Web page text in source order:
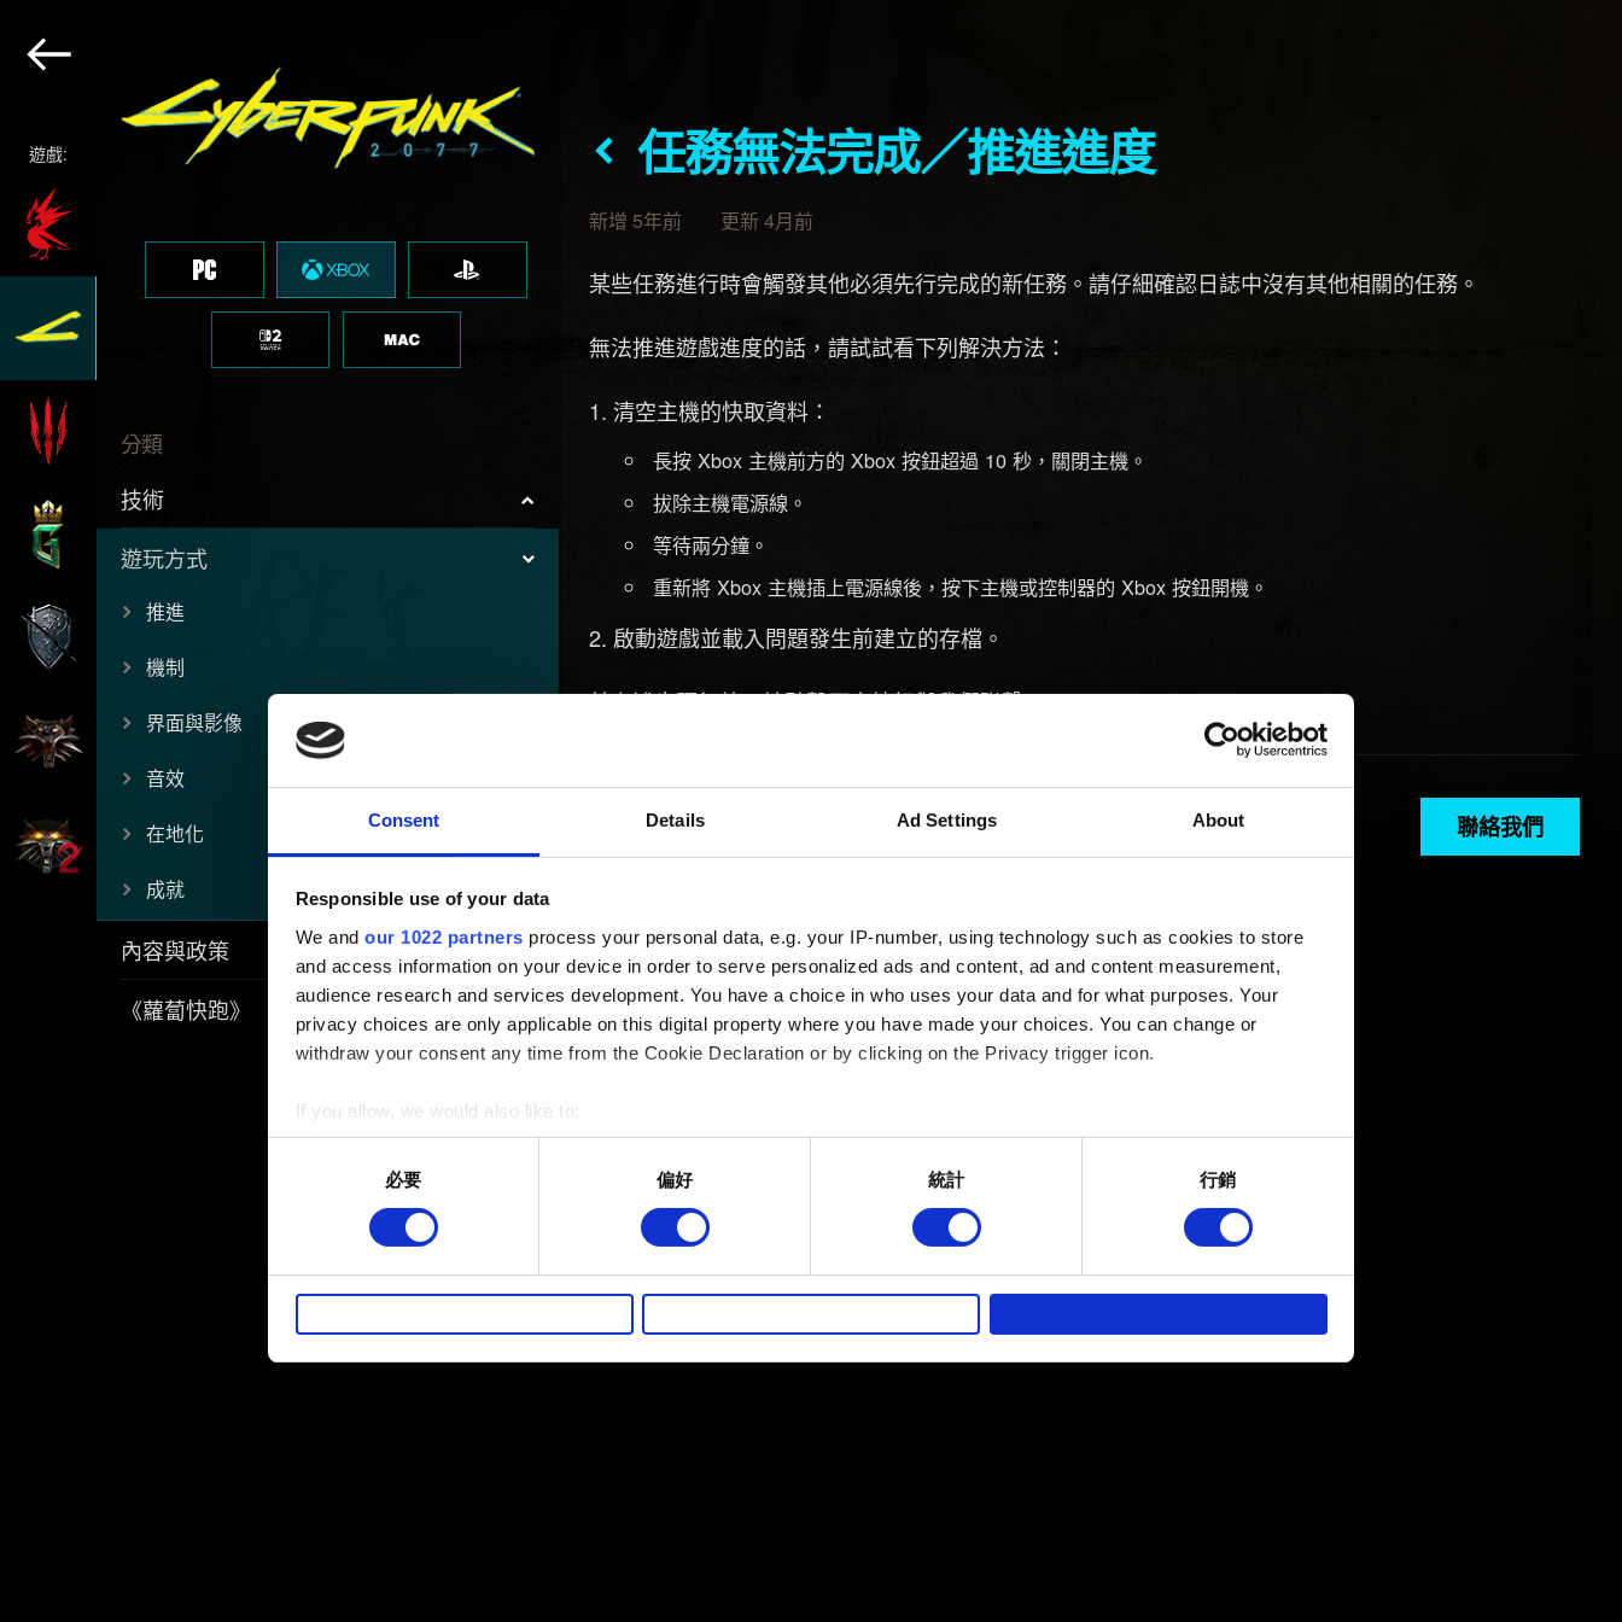
Consent Details Ad Settings About
Responsible use of your data
We and our 1022 partners process your personal data, e.g. your IP-number, using technology such as cookies to store
and access information on your device in order to serve personalized ads and content, ad and content measurement,
audience research and services development. You have a choice in who uses your data and for what purposes. Your
privacy choices are only applicable on this digital property where you have made your choices. You can change or
withdraw your consent any time from the Cookie Declaration or by clicking on the Privacy trigger icon.
If you allow, we would also like to:
Collect information about your geographical location which can be accurate to within several meters
Identify your device by actively scanning it for specific characteristics (fingerprinting)
Find out more about how your personal data is processed and set your preferences in the
暢。像是透過社群網站了解您的喜好，並為您推薦合適的內容，偶爾這些資訊也會提供我們的合作夥伴參考。不過這些非強制
必要 偏好 統計 行銷
遊戲:
分類
技術
遊玩方式
推進
機制
界面與影像
音效
在地化
成就
內容與政策
《蘿蔔快跑》
任務無法完成／推進進度
新增 5年前 更新 4月前
某些任務進行時會觸發其他必須先行完成的新任務。請仔細確認日誌中沒有其他相關的任務。
無法推進遊戲進度的話，請試試看下列解決方法：
清空主機的快取資料：
長按 Xbox 主機前方的 Xbox 按鈕超過 10 秒，關閉主機。
拔除主機電源線。
等待兩分鐘。
重新將 Xbox 主機插上電源線後，按下主機或控制器的 Xbox 按鈕開機。
啟動遊戲並載入問題發生前建立的存檔。
若上述步驟無效，請點擊下方按鈕與我們聯繫。
需要幫忙？ 聯絡我們